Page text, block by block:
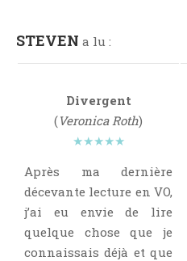
Road-Book
Roman
Roman Noir
Romance Contemporaine
SF Et Fantasy
STEVEN a lu :
Divergent
(Veronica Roth)
★★★★★
Après ma dernière
décevante lecture en VO,
j’ai eu envie de lire
quelque chose que je
connaissais déjà et que